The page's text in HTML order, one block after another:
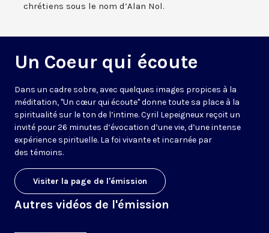
chrétiens sous le nom d’Alan Nol.
Un Coeur qui écoute
Dans un cadre sobre, avec quelques images propices à la
méditation, "Un cœur qui écoute" donne toute sa place à la
spiritualité sur le ton de l’intime. Cyril Lepeigneux reçoit un
invité pour 26 minutes d’évocation d’une vie, d’une intense
expérience spirituelle. La foi vivante et incarnée par
des témoins.
Visiter la page de l'émission
Autres vidéos de l'émission